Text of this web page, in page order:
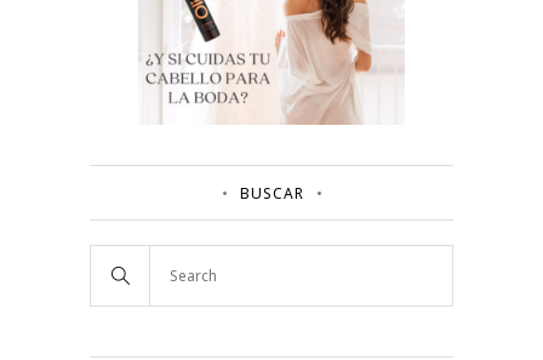
BUSCAR